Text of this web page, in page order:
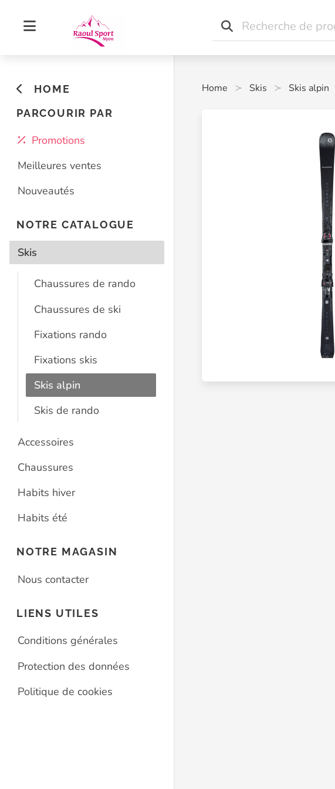
HOME
PARCOURIR PAR
Promotions
Meilleures ventes
Nouveautés
NOTRE CATALOGUE
Skis
Chaussures de rando
Chaussures de ski
Fixations rando
Fixations skis
Skis alpin
Skis de rando
Accessoires
Chaussures
Habits hiver
Habits été
NOTRE MAGASIN
Nous contacter
LIENS UTILES
Conditions générales
Protection des données
Politique de cookies
Home Skis Skis alpin